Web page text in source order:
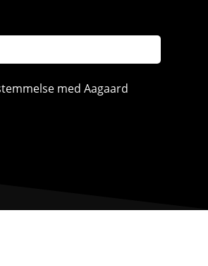
med Aagaard